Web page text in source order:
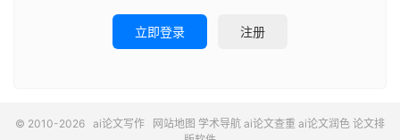
立即登录 注册
© 2010-2026 ai论文写作 网站地图 学术导航 ai论文查重 ai论文润色 论文排